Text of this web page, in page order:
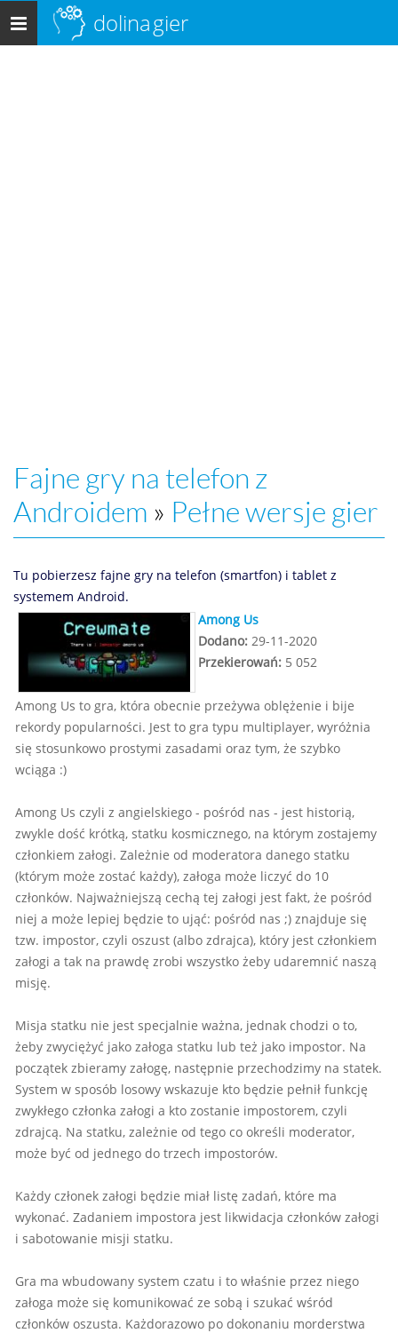
Menu
główne
dolinagier
Fajne gry na telefon z
Androidem » Pełne wersje gier
Tu pobierzesz fajne gry na telefon (smartfon) i tablet z
systemem Android.
Among Us
Dodano: 29-11-2020
Przekierowań: 5 052
Among Us to gra, która obecnie przeżywa oblężenie i bije
rekordy popularności. Jest to gra typu multiplayer, wyróżnia
się stosunkowo prostymi zasadami oraz tym, że szybko
wciąga :)
Among Us czyli z angielskiego - pośród nas - jest historią,
zwykle dość krótką, statku kosmicznego, na którym zostajemy
członkiem załogi. Zależnie od moderatora danego statku
(którym może zostać każdy), załoga może liczyć do 10
członków. Najważniejszą cechą tej załogi jest fakt, że pośród
niej a może lepiej będzie to ująć: pośród nas ;) znajduje się
tzw. impostor, czyli oszust (albo zdrajca), który jest członkiem
załogi a tak na prawdę zrobi wszystko żeby udaremnić naszą
misję.
Misja statku nie jest specjalnie ważna, jednak chodzi o to,
żeby zwyciężyć jako załoga statku lub też jako impostor. Na
początek zbieramy załogę, następnie przechodzimy na statek.
System w sposób losowy wskazuje kto będzie pełnił funkcję
zwykłego członka załogi a kto zostanie impostorem, czyli
zdrajcą. Na statku, zależnie od tego co określi moderator,
może być od jednego do trzech impostorów.
Każdy członek załogi będzie miał listę zadań, które ma
wykonać. Zadaniem impostora jest likwidacja członków załogi
i sabotowanie misji statku.
Gra ma wbudowany system czatu i to właśnie przez niego
załoga może się komunikować ze sobą i szukać wśród
członków oszusta. Każdorazowo po dokonaniu morderstwa